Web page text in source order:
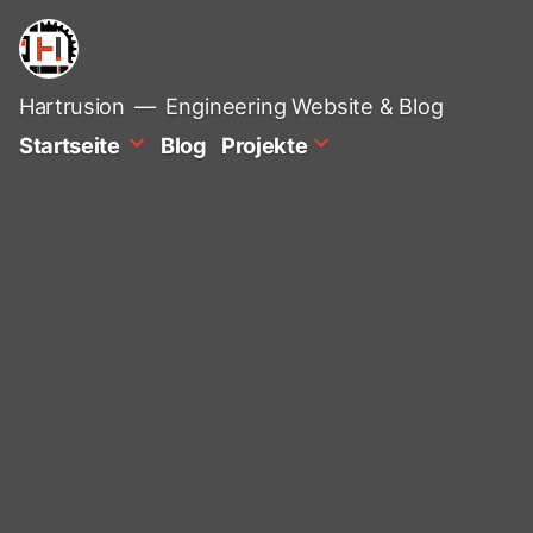
Inhalt
springen
Hartrusion
Engineering Website & Blog
Startseite
Blog Projekte